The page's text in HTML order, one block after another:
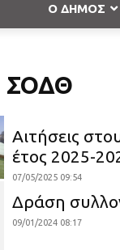
Ο ΔΗΜΟΣ
ΣΟΔΘ
Αιτήσεις
έτος 2025-
07/05/2025 09:54
Δράση
09/01/2024 08:17